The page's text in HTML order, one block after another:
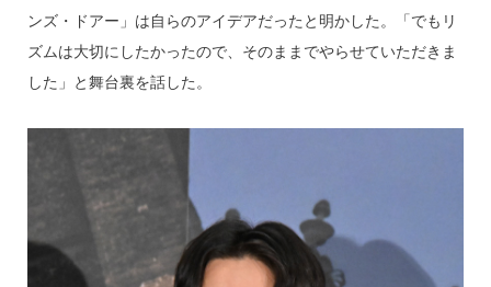
ンズ・ドアー」は自らのアイデアだったと明かした。「でもリ
ズムは大切にしたかったので、そのままでやらせていただきま
した」と舞台裏を話した。